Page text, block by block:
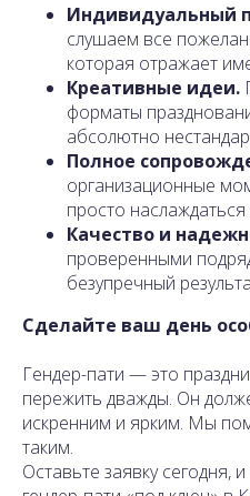
Индивидуальный
слушаем все
которая отражает
Креативные идеи.
форматы
абсолютно
Полное
организационные
просто
Качество и
проверенными
безупречный
Сделайте ваш день
Гендер-пати — это
пережить дважды. Он
искренним и ярким. Мы
таким.
Оставьте заявку сегодня,